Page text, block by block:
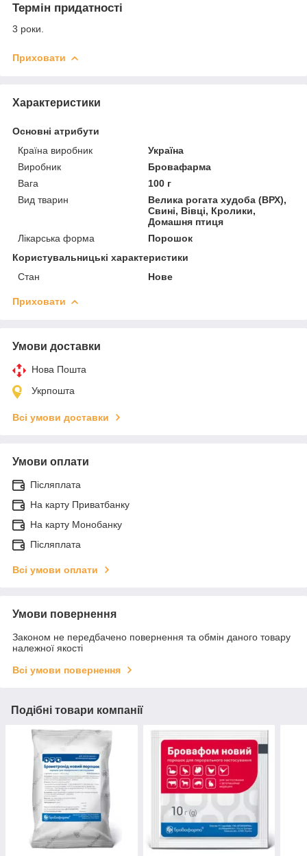
Термін придатності
3 роки.
Приховати
Характеристики
Основні атрибути
Країна виробник
Україна
Виробник
Бровафарма
Вага
100 г
Вид тварин
Велика рогата худоба (ВРХ),
Свині, Вівці, Кролики,
Домашня птиця
Лікарська форма
Порошок
Користувальницькі характеристики
Стан
Нове
Приховати
Умови доставки
Нова Пошта
Укрпошта
Всі умови доставки
Умови оплати
Післяплата
На карту Приватбанку
На карту Монобанку
Післяплата
Всі умови оплати
Умови повернення
Законом не передбачено повернення та обмін даного товару
належної якості
Всі умови повернення
Подібні товари компанії